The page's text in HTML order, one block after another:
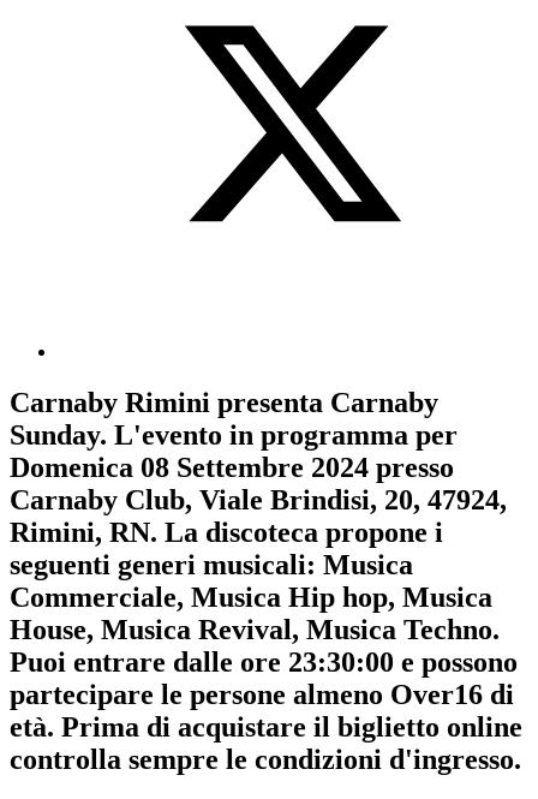
Carnaby Rimini presenta Carnaby
Sunday. L'evento in programma per
Domenica 08 Settembre 2024 presso
Carnaby Club, Viale Brindisi, 20, 47924,
Rimini, RN. La discoteca propone i
seguenti generi musicali: Musica
Commerciale, Musica Hip hop, Musica
House, Musica Revival, Musica Techno.
Puoi entrare dalle ore 23:30:00 e possono
partecipare le persone almeno Over16 di
età. Prima di acquistare il biglietto online
controlla sempre le condizioni d'ingresso.